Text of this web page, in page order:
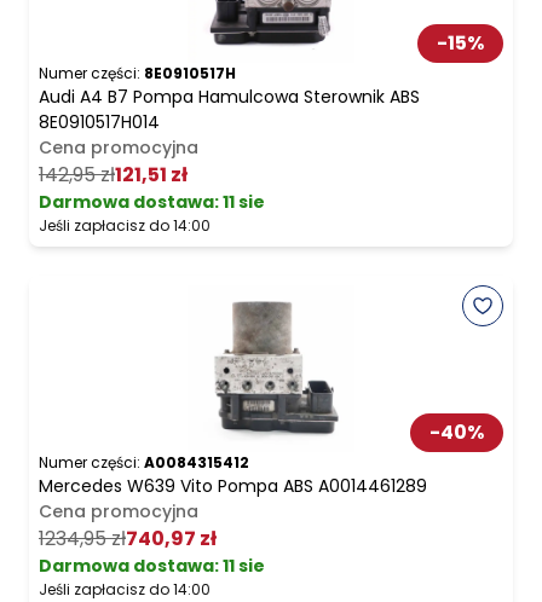
-15%
Numer części: 8E0910517H
Audi A4 B7 Pompa Hamulcowa Sterownik ABS
8E0910517H014
Cena promocyjna
142,95 zł121,51 zł
Darmowa dostawa:11 sie
Jeśli zapłacisz do 14:00
-40%
Numer części: A0084315412
Mercedes W639 Vito Pompa ABS A0014461289
Cena promocyjna
1234,95 zł740,97 zł
Darmowa dostawa:11 sie
Jeśli zapłacisz do 14:00